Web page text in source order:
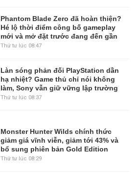
Phantom Blade Zero đã hoàn thiện?
Hé lộ thời điểm công bố gameplay
mới và mở đặt trước đang đến gần
Thứ tư lúc 08:47
Làn sóng phản đối PlayStation dần
hạ nhiệt? Game thủ chỉ nói không
làm, Sony vẫn giữ vững lập trường
Thứ tư lúc 08:37
Monster Hunter Wilds chính thức
giảm giá vĩnh viễn, giảm tới 43% và
bổ sung phiên bản Gold Edition
Thứ tư lúc 08:29